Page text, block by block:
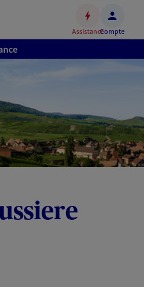
AssistanceCompte